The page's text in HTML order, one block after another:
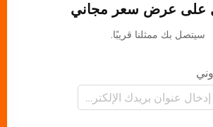
على عرض سعر مجاني
سيتصل بك ممثلنا قريبًا.